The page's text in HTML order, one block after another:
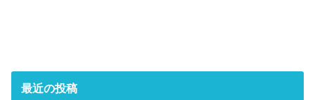
最近の投稿